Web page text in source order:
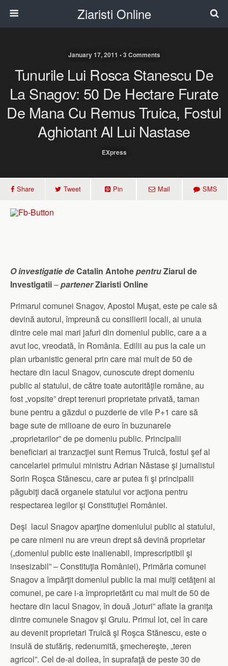
Ziaristi Online
January 17, 2011 • 3 Comments
Tunurile Lui Rosca Stanescu De
La Snagov: 50 De Hectare Furate
De Mana Cu Remus Truica, Fostul
Aghiotant Al Lui Nastase
EXpress
Share Tweet Pin Mail SMS
O investigatie deCatalin AntohepentruZiarul de
Investigatii–partenerZiaristi Online
Primarul comunei Snagov, Apostol Muşat, este pe cale să
devină autorul, împreună cu consilierii locali, ai unuia
dintre cele mai mari jafuri din domeniul public, care a a
avut loc, vreodată, în România. Edilii au pus la cale un
plan urbanistic general prin care mai mult de 50 de
hectare din lacul Snagov, cunoscute drept domeniu
public al statului, de către toate autorităţile române, au
fost „vopsite” drept terenuri proprietate privată, taman
bune pentru a găzdui o puzderie de vile P+1 care să
bage sute de milioane de euro în buzunarele
„proprietarilor” de pe domeniu public. Principalii
beneficiari ai tranzacţiei sunt Remus Truică, fostul şef al
cancelariei primului ministru Adrian Năstase şi jurnalistul
Sorin Roşca Stănescu, care ar putea fi şi principalii
păgubiţi dacă organele statului vor acţiona pentru
respectarea legilor şi Constituţiei României.
Deşi lacul Snagov aparţine domeniului public al statului,
pe care nimeni nu are vreun drept să devină proprietar
(„domeniul public este inalienabil, imprescriptibil şi
insesizabil” – Constituţia României), Primăria comunei
Snagov a împărţit domeniul public la mai mulţi cetăţeni ai
comunei, pe care i-a împroprietărit cu mai mult de 50 de
hectare din lacul Snagov, în două „loturi” aflate la graniţa
dintre comunele Snagov şi Gruiu. Primul lot, cel în care
au devenit proprietari Truică şi Roşca Stănescu, este o
insulă de stufăriş, redenumită, şmechereşte, „teren
agricol”. Cel de-al doilea, în suprafaţă de peste 30 de